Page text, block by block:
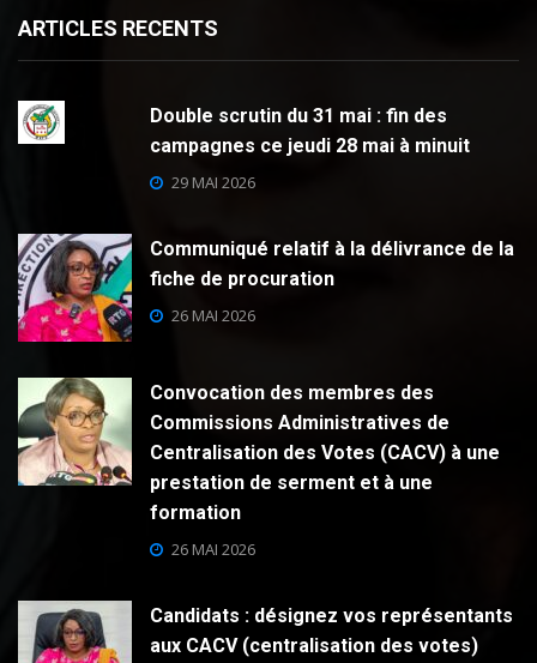
ARTICLES RECENTS
Double scrutin du 31 mai : fin des
campagnes ce jeudi 28 mai à minuit
29 MAI 2026
Communiqué relatif à la délivrance de la
fiche de procuration
26 MAI 2026
Convocation des membres des
Commissions Administratives de
Centralisation des Votes (CACV) à une
prestation de serment et à une
formation
26 MAI 2026
Candidats : désignez vos représentants
aux CACV (centralisation des votes)